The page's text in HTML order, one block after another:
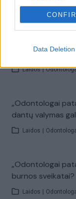
Data Deletion
Laidos |
būtina pranešti
Laidos |
„Odontologai
dantų valymas
Laidos
„Odontologai
burnos sveikatai?
Laidos